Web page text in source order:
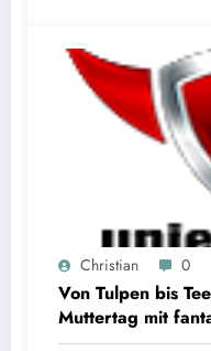
Christian 0
Von Tulpen bis
Muttertag mit